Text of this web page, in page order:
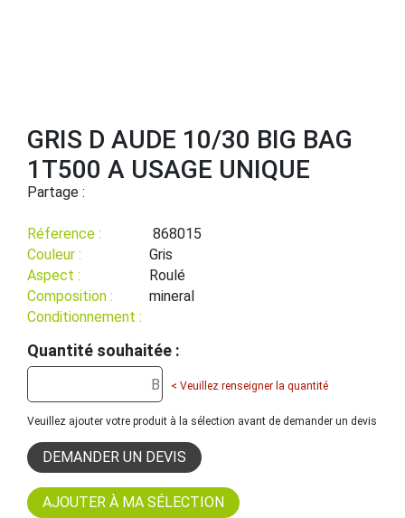
GRIS D AUDE 10/30 BIG BAG
1T500 A USAGE UNIQUE
Partage :
Réference :
868015
Couleur :
Gris
Aspect :
Roulé
Composition :
mineral
Conditionnement :
Quantité souhaitée :
< Veuillez renseigner la quantité
Veuillez ajouter votre produit à la sélection avant de demander un devis
DEMANDER UN DEVIS